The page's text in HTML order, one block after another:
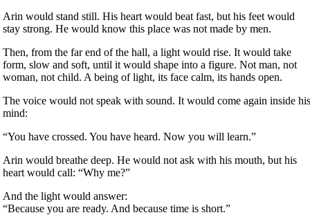
Arin would stand still. His heart would beat fast, but his feet would
stay strong. He would know this place was not made by men.
Then, from the far end of the hall, a light would rise. It would take
form, slow and soft, until it would shape into a figure. Not man, not
woman, not child. A being of light, its face calm, its hands open.
The voice would not speak with sound. It would come again inside
mind:
“You have crossed. You have heard. Now you will learn.”
Arin would breathe deep. He would not ask with his mouth, but his
heart would call: “Why me?”
And the light would answer:
“Because you are ready. And because time is short.”